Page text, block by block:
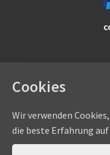
Copyright © by
Cookies
Wir verwenden
die beste Erfahrung